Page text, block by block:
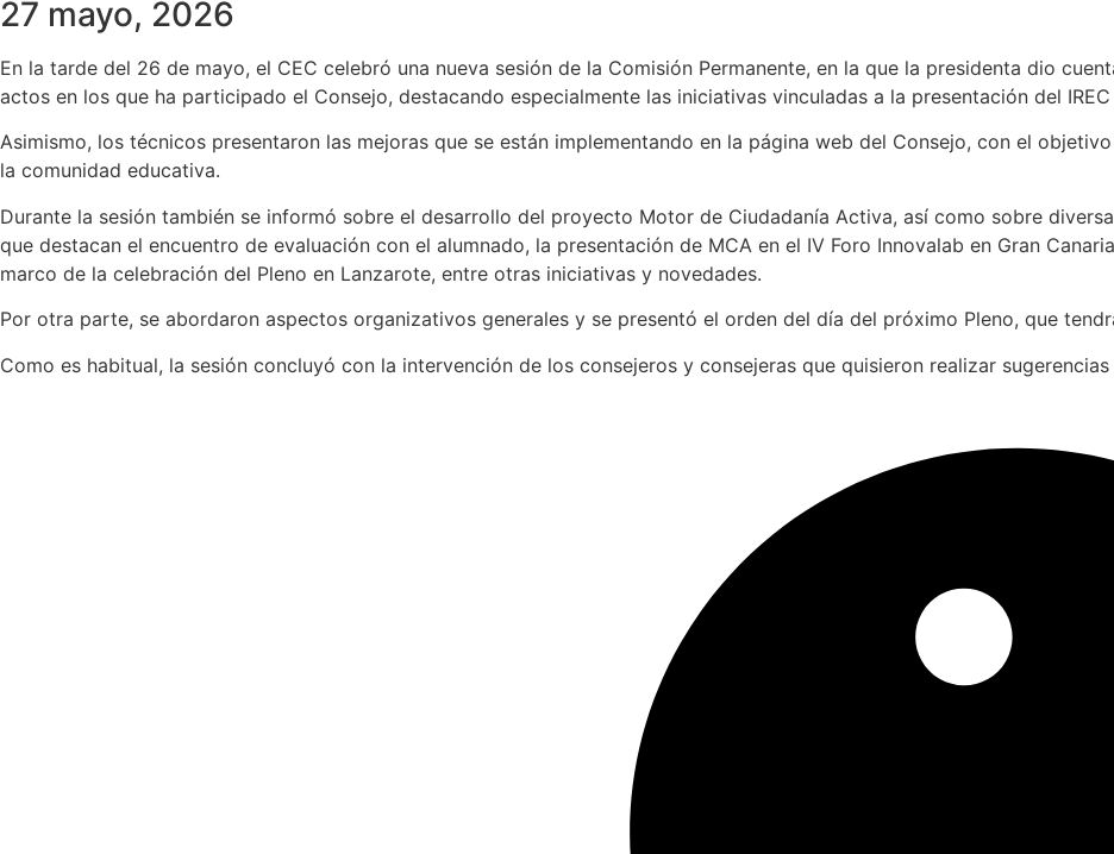
27 mayo, 2026
En la tarde del 26 de mayo, el CEC celebró una nueva sesión de la Comisión Permanente, en la que la presidenta dio
actos en los que ha participado el Consejo, destacando especialmente las iniciativas vinculadas a la presentación del
Asimismo, los técnicos presentaron las mejoras que se están implementando en la página web del Consejo, con el
la comunidad educativa.
Durante la sesión también se informó sobre el desarrollo del proyecto Motor de Ciudadanía Activa, así como sobre
que destacan el encuentro de evaluación con el alumnado, la presentación de MCA en el IV Foro Innovalab en Gran
marco de la celebración del Pleno en Lanzarote, entre otras iniciativas y novedades.
Por otra parte, se abordaron aspectos organizativos generales y se presentó el orden del día del próximo Pleno, que
Como es habitual, la sesión concluyó con la intervención de los consejeros y consejeras que quisieron realizar